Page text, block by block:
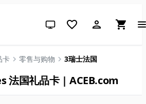
跟随系统（点击切换到浅色）
卡 零售与购物 3瑞士法国
法国礼品卡 | ACEB.com